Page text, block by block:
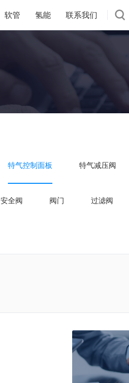
软管 氢能 联系我们
特气控制面板 特气减压阀
安全阀 阀门 过滤阀